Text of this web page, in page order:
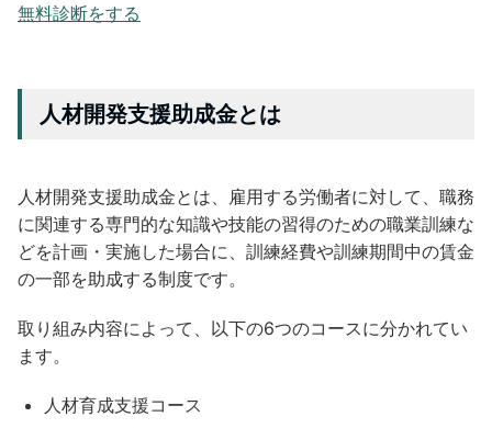
無料診断をする
人材開発支援助成金とは
人材開発支援助成金とは、雇用する労働者に対して、職務
に関連する専門的な知識や技能の習得のための職業訓練な
どを計画・実施した場合に、訓練経費や訓練期間中の賃金
の一部を助成する制度です。
取り組み内容によって、以下の6つのコースに分かれてい
ます。
人材育成支援コース